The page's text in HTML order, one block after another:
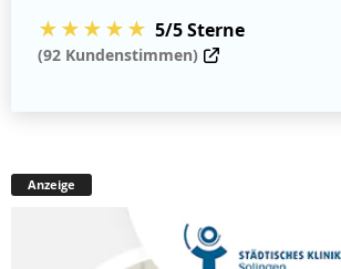
★★★★★ 5/5 Sterne
(92 Kundenstimmen)
Anzeige